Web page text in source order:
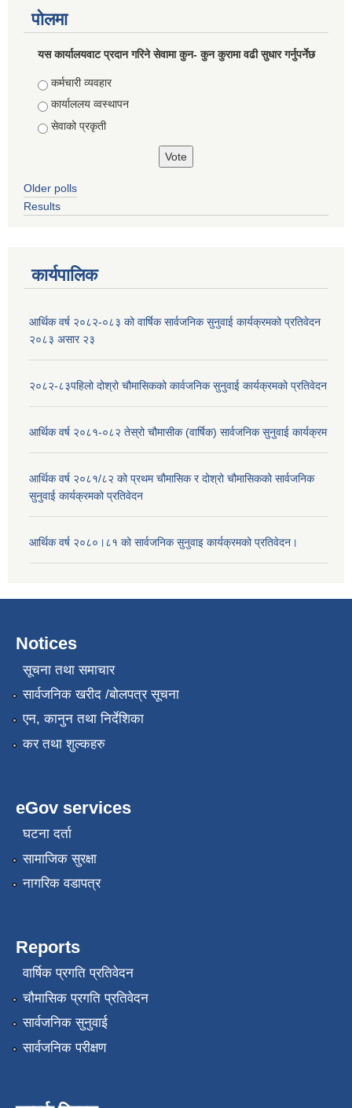
पोलमा
यस कार्यालयवाट प्रदान गरिने सेवामा कुन- कुन कुरामा वढी सुधार गर्नुपर्नेछ
Choices
कर्मचारी व्यवहार
कार्याललय व्वस्थापन
सेवाको प्रकृती
Older polls
Results
कार्यपालिक
आर्थिक वर्ष २०८२-०८३ को वार्षिक सार्वजनिक सुनुवाई कार्यक्रमको प्रतिवेदन
२०८३ असार २३
२०८२-८३पहिलो दोश्रो चौमासिकको कार्वजनिक सुनुवाई कार्यक्रमको प्रतिवेदन
आर्थिक वर्ष २०८१-०८२ तेस्रो चौमासीक (वार्षिक) सार्वजनिक सुनुवाई कार्यक्रम
आर्थिक वर्ष २०८१/८२ को प्रथम चौमासिक र दोश्रो चौमासिकको सार्वजनिक
सुनुवाई कार्यक्रमको प्रतिवेदन
आर्थिक वर्ष २०८०।८१ को सार्वजनिक सुनुवाइ कार्यक्रमको प्रतिवेदन।
Notices
सूचना तथा समाचार
सार्वजनिक खरीद /बोलपत्र सूचना
एन, कानुन तथा निर्देशिका
कर तथा शुल्कहरु
eGov services
घटना दर्ता
सामाजिक सुरक्षा
नागरिक वडापत्र
Reports
वार्षिक प्रगति प्रतिवेदन
चौमासिक प्रगति प्रतिवेदन
सार्वजनिक सुनुवाई
सार्वजनिक परीक्षण